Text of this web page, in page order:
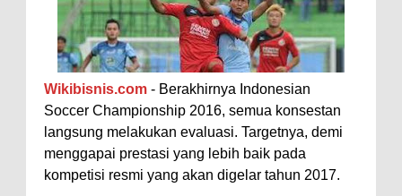
Wikibisnis.com - Berakhirnya Indonesian
Soccer Championship 2016, semua konsestan
langsung melakukan evaluasi. Targetnya, demi
menggapai prestasi yang lebih baik pada
kompetisi resmi yang akan digelar tahun 2017.